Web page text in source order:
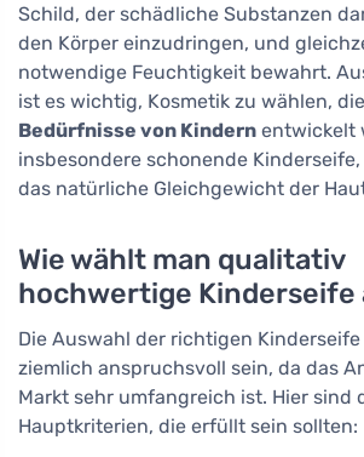
Schild, der schädliche Substanzen
den Körper einzudringen, und
notwendige Feuchtigkeit bewahrt.
ist es wichtig, Kosmetik zu wählen, die
Bedürfnisse von Kindern entwickelt
insbesondere schonende
das natürliche Gleichgewicht der
Wie wählt man qualitativ
hochwertige Kinderseife
Die Auswahl der richtigen
ziemlich anspruchsvoll sein, da das
Markt sehr umfangreich ist. Hier sind
Hauptkriterien, die erfüllt sein sollten: